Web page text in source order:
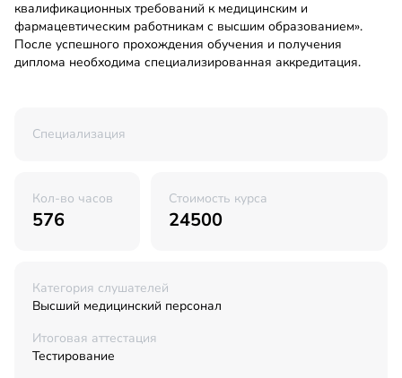
квалификационных требований к медицинским и
фармацевтическим работникам с высшим образованием».
После успешного прохождения обучения и получения
диплома необходима специализированная аккредитация.
Специализация
Кол-во часов
576
Стоимость курса
24500
Категория слушателей
Высший медицинский персонал
Итоговая аттестация
Тестирование